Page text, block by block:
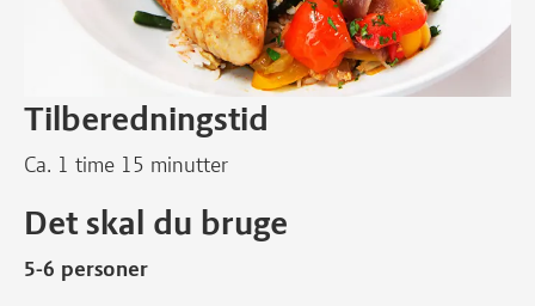
Tilberedningstid
Ca. 1 time 15 minutter
Det skal du bruge
5-6 personer